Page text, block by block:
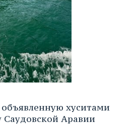
хуситами
Аравии